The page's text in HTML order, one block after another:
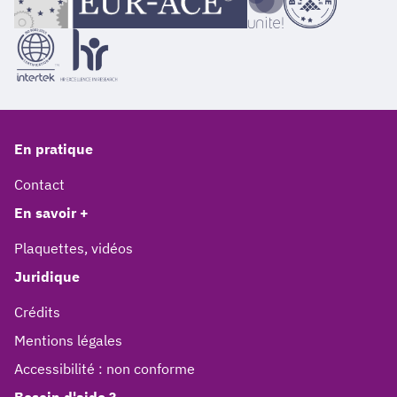
En pratique
Contact
En savoir +
Plaquettes, vidéos
Juridique
Crédits
Mentions légales
Accessibilité : non conforme